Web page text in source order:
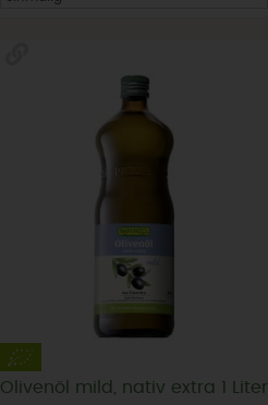
Olivenöl mild, nativ extra 1 Liter